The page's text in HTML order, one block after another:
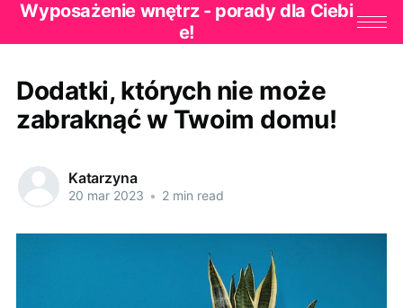
Wyposażenie wnętrz - porady dla Ciebi
e!
Dodatki, których nie może
zabraknąć w Twoim domu!
Katarzyna
20 mar 2023 • 2 min read